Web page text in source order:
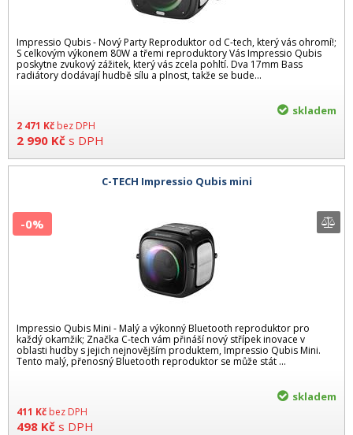
Impressio Qubis - Nový Party Reproduktor od C-tech, který vás ohromí!;
S celkovým výkonem 80W a třemi reproduktory Vás Impressio Qubis
poskytne zvukový zážitek, který vás zcela pohltí. Dva 17mm Bass
radiátory dodávají hudbě sílu a plnost, takže se bude...
2 471 Kč bez DPH
2 990 Kč s DPH
skladem
C-TECH Impressio Qubis mini
Impressio Qubis Mini - Malý a výkonný Bluetooth reproduktor pro
každý okamžik; Značka C-tech vám přináší nový střípek inovace v
oblasti hudby s jejich nejnovějším produktem, Impressio Qubis Mini.
Tento malý, přenosný Bluetooth reproduktor se může stát ...
411 Kč bez DPH
498 Kč s DPH
-0%
skladem